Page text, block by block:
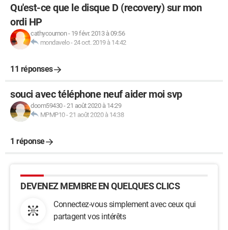
Qu'est-ce que le disque D (recovery) sur mon
ordi HP
cathycournon- 19 févr. 2013 à 09:56
mondavelo-24 oct. 2019 à 14:42
11 réponses
souci avec téléphone neuf aider moi svp
doom59430-21 août 2020 à 14:29
MPMP10-21 août 2020 à 14:38
1 réponse
DEVENEZ MEMBRE EN QUELQUES CLICS
Connectez-vous simplement avec ceux qui
partagent vos intérêts